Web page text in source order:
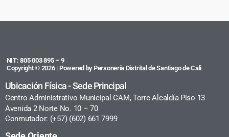
NIT: 805 003 895 – 9
Copyright © 2026 | Powered by Personería Distrital de Santiago de Cali
Ubicación Física - Sede Principal
Centro Administrativo Municipal CAM, Torre Alcaldía Piso 13
Avenida 2 Norte No. 10 – 70
Conmutador: (+57) (602) 661 7999